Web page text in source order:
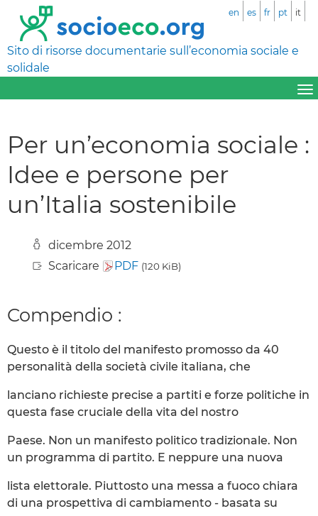
Sito di risorse documentarie sull’economia sociale e
solidale
en es fr pt it
Per un’economia sociale :
Idee e persone per
un’Italia sostenibile
dicembre 2012
Scaricare
PDF (120 KiB)
Compendio :
Questo è il titolo del manifesto promosso da 40
personalità della società civile italiana, che
lanciano richieste precise a partiti e forze politiche in
questa fase cruciale della vita del nostro
Paese. Non un manifesto politico tradizionale. Non
un programma di partito. E neppure una nuova
lista elettorale. Piuttosto una messa a fuoco chiara
di una prospettiva di cambiamento - basata su